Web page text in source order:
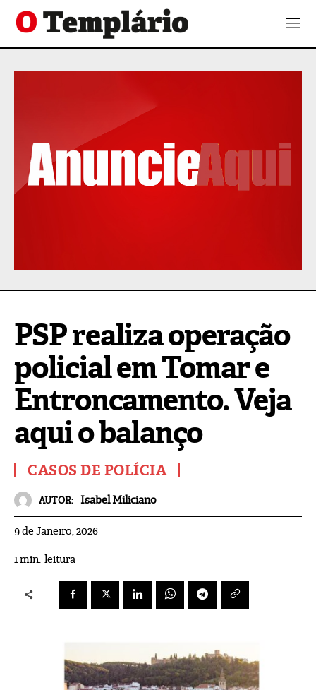
PSP realiza operação
policial em Tomar e
Entroncamento. Veja
aqui o balanço
CASOS DE POLÍCIA
AUTOR: Isabel Miliciano
9 de Janeiro, 2026
1min. leitura